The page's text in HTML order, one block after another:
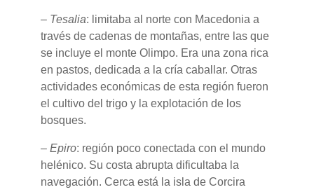
– Tesalia: limitaba al norte con Macedonia a
través de cadenas de montañas, entre las que
se incluye el monte Olimpo. Era una zona rica
en pastos, dedicada a la cría caballar. Otras
actividades económicas de esta región fueron
el cultivo del trigo y la explotación de los
bosques.
– Epiro: región poco conectada con el mundo
helénico. Su costa abrupta dificultaba la
navegación. Cerca está la isla de Corcira